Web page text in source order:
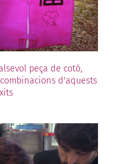
peça de cotó,
d'aquests